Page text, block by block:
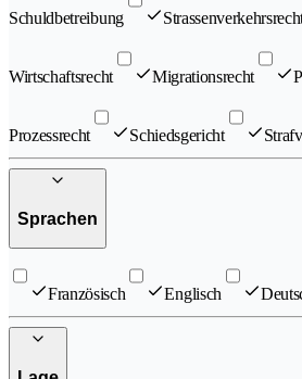
Schuldbetreibung
Wirtschaftsrecht Migrationsrecht
Prozessrecht Schiedsgericht
Sprachen
Französisch Englisch